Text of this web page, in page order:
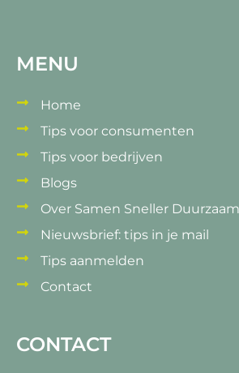
MENU
Home
Tips voor consumenten
Tips voor bedrijven
Blogs
Over Samen Sneller Duurzaam
Nieuwsbrief: tips in je mail
Tips aanmelden
Contact
CONTACT